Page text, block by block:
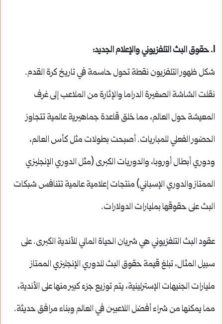
1. حقوق البث التلفزيوني والإعلام الجديد:
شكل ظهور التلفزيون نقطة تحول حاسمة في تاريخ كرة القدم.
نقلت الشاشة الصغيرة الدراما والإثارة من الملاعب إلى غرف
المعيشة حول العالم، مما خلق قاعدة جماهيرية عالمية تتجاوز
الحضور الفعلي للمباريات. أصبحت بطولات مثل كأس العالم،
ودوري أبطال أوروبا، والدوريات الكبرى (مثل الدوري الإنجليزي
الممتاز والدوري الإسباني) منتجات إعلامية عالمية تتنافس شبكات
البث على حقوقها بمليارات الدولارات.
عقود البث التلفزيوني هي شريان الحياة المالي للأندية الكبرى. على
سبيل المثال، تبلغ قيمة حقوق البث للدوري الإنجليزي الممتاز
مليارات الجنيهات الإسترلينية، يتم توزيع جزء كبير منها على الأندية،
مما يمكنها من شراء أفضل اللاعبين في العالم وبناء مرافق حديثة.